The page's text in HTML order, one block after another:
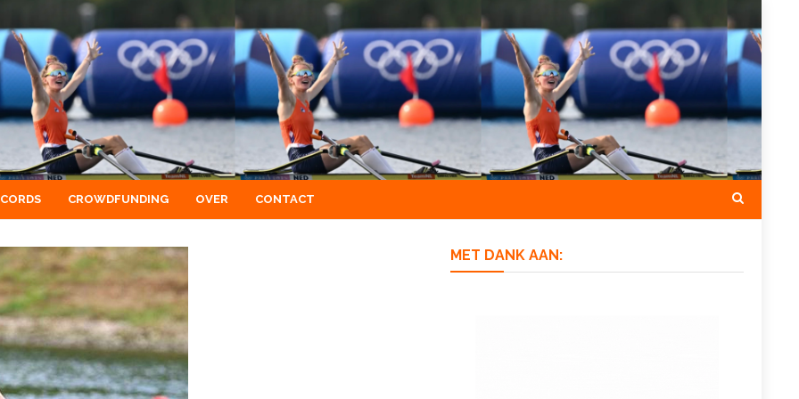
CROWDFUNDING OVER CONTACT
MET DANK AAN: